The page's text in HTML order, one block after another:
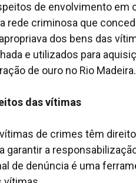
de envolvimento em
rede criminosa que
dos bens das
e utilizados para
de ouro no Rio Madeira.
das vítimas
de crimes têm
garantir a
de denúncia é uma